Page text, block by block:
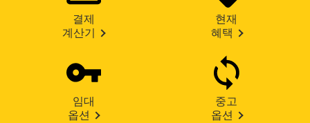
결제
계산기
현재
혜택
임대
옵션
중고
옵션